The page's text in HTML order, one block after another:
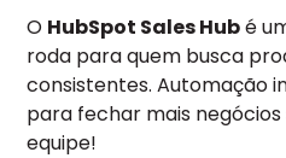
O HubSpot Sales Hubé
roda para quem busca
consistentes. Automação
para fechar mais
equipe!